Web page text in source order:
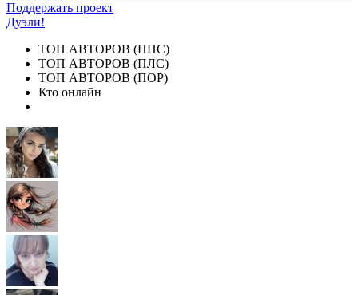
Поддержать проект
Дуэли!
ТОП АВТОРОВ (ППС)
ТОП АВТОРОВ (ПЛС)
ТОП АВТОРОВ (ПОР)
Кто онлайн